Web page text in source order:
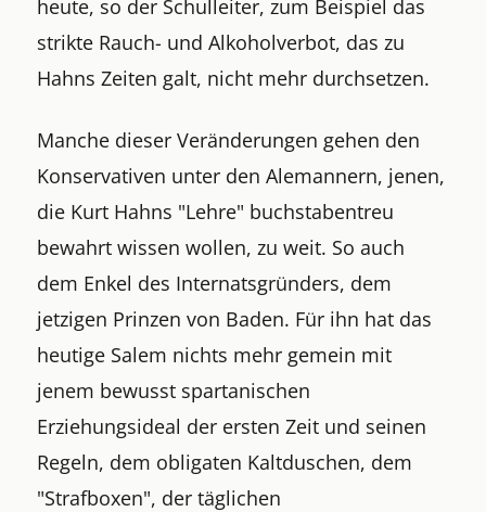
heute, so der Schulleiter, zum Beispiel das
strikte Rauch- und Alkoholverbot, das zu
Hahns Zeiten galt, nicht mehr durchsetzen.
Manche dieser Veränderungen gehen den
Konservativen unter den Alemannern, jenen,
die Kurt Hahns "Lehre" buchstabentreu
bewahrt wissen wollen, zu weit. So auch
dem Enkel des Internatsgründers, dem
jetzigen Prinzen von Baden. Für ihn hat das
heutige Salem nichts mehr gemein mit
jenem bewusst spartanischen
Erziehungsideal der ersten Zeit und seinen
Regeln, dem obligaten Kaltduschen, dem
"Strafboxen", der täglichen